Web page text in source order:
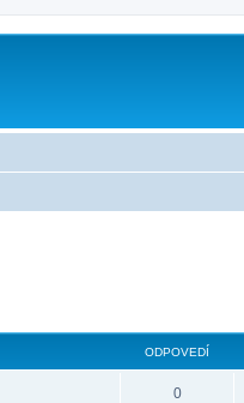
ODPOVEDÍ
0